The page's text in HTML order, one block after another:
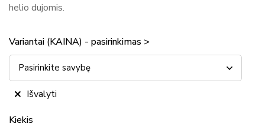
helio dujomis.
Variantai (KAINA) - pasirinkimas >
Išvalyti
Kiekis